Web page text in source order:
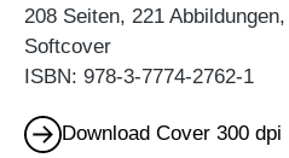
208 Seiten, 221
Softcover
ISBN: 978-3-7774-2762-1
Download Cover 300 dpi